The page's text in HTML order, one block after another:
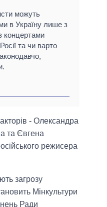
можуть
в Україну лише з
концертами
та чи варто
- Олександра
та Євгена
режисера
загрозу
Мінкультури
Ради